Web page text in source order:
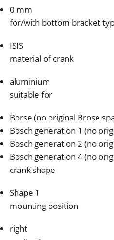
0 mm
for/with bottom bracket
ISIS
material of crank
aluminium
suitable for
Borse (no original Brose
Bosch generation 1 (no
Bosch generation 2 (no
Bosch generation 4 (no
crank shape
Shape 1
mounting position
right